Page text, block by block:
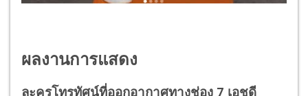
ผลงานการแสดง
ละครโทรทัศน์ที่ออกอากาศทางช่อง 7 เอชดี